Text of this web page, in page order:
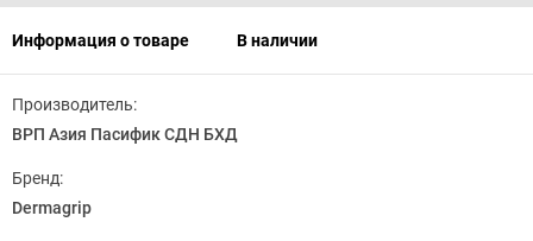
Информация о товаре В наличии
Производитель:
ВРП Азия Пасифик СДН БХД
Бренд:
Dermagrip